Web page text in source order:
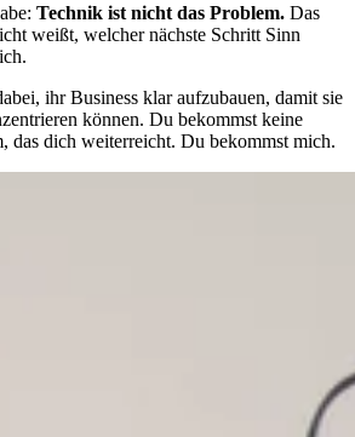
Technik ist nicht das Problem. Das
weißt, welcher nächste Schritt Sinn
ihr Business klar aufzubauen, damit sie
können. Du bekommst keine
das dich weiterreicht. Du bekommst mich.